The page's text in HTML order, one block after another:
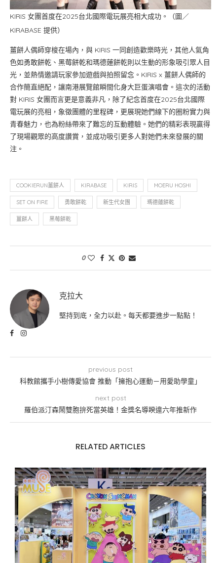
KIRIS 女團首度在2025台北國際電玩展亮相大成功。（圖／
KIRABASE 提供）
薑餅人偶師穿梭在場內，與 KIRIS 一同創造歡樂時光，其他人氣角
色如勇敢餅乾、黑莓餅乾和瑪德蓮餅乾則以生動的形象吸引眾人目
光，並熱情邀請玩家參加遊戲與拍照留念。KIRIS x 薑餅人偶師的
合作簡直絕配，讓南港展覽館瞬間化身大巨蛋演唱會。這次的活動
對 KIRIS 女團而言更是意義非凡，除了紀念首度在2025台北國際
電玩展的亮相，象徵團體的里程碑，更展現她們線下的圈粉實力與
青春魅力，也為粉絲帶來了難忘的互動體驗。她們的精彩表現贏得
了現場觀眾的高度讚賞，並成功吸引更多人對她們未來發展的關
注。
COOKIERUN薑餅人 KIRABASE KIRIS MOERU HOSHI
SET ON FIRE 勇敢餅乾 新生代女團 瑪德蓮餅乾
薑餅人 黑莓餅乾
0
克拉大
堅持到底，全力以赴。每天都要進步一點點！
previous post
科教館攜手小樹傳愛協會 推動「擁抱心運動－用愛助學童」
next post
羅伯派汀森鬧雙胞拚死當英雄！金獎名導睽違六年推新作
RELATED ARTICLES